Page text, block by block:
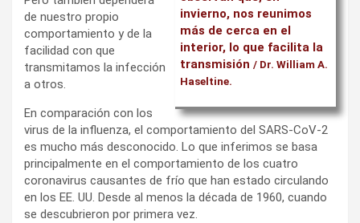
invierno, nos reunimos
más de cerca en el
interior, lo que facilita la
transmisión / Dr. William A.
Haseltine.
de nuestro propio
comportamiento y de la
facilidad con que
transmitamos la infección
a otros.
En comparación con los
virus de la influenza, el comportamiento del SARS-CoV-2
es mucho más desconocido. Lo que inferimos se basa
principalmente en el comportamiento de los cuatro
coronavirus causantes de frío que han estado circulando
en los EE. UU. Desde al menos la década de 1960, cuando
se descubrieron por primera vez.